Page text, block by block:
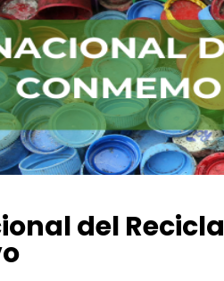
del